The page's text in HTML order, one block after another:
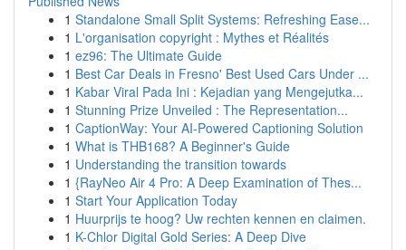
1 Standalone Small Split Systems: Refreshing Ease...
1 L'organisation copyright : Mythes et Réalités
1 ez96: The Ultimate Guide
1 Best Car Deals in Fresno' Best Used Cars Under ...
1 Kabar Viral Pada Ini : Kejadian yang Mengejutka...
1 Stunning Prize Unveiled : The Representation...
1 CaptionWay: Your AI-Powered Captioning Solution
1 What is THB168? A Beginner's Guide
1 Understanding the transition towards
1 {RayNeo Air 4 Pro: A Deep Examination of Thes...
1 Start Your Application Today
1 Huurprijs te hoog? Uw rechten kennen en claimen.
1 K-Chlor Digital Gold Series: A Deep Dive